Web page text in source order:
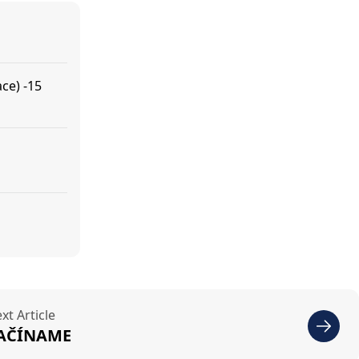
-15
Article